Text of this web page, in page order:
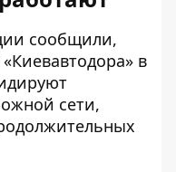
сообщили,
в
сети,